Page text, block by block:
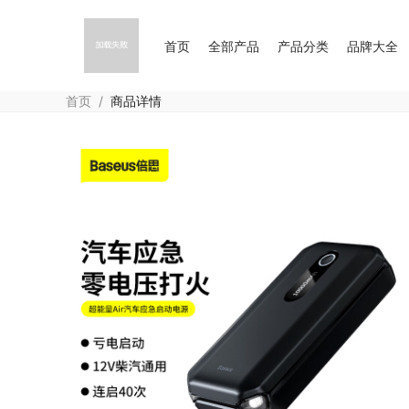
首页 全部产品 产品分类 品牌大全
首页 / 商品详情